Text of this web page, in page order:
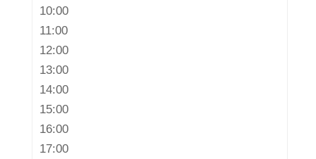
10:00
11:00
12:00
13:00
14:00
15:00
16:00
17:00